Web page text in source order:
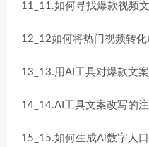
11_11.如何寻找爆款视频
12_12如何将热门视频转
13_13.用AI工具对爆款文
14_14.AI工具文案改写的
15_15.如何生成Al数字人